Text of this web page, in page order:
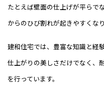
たとえば壁面の仕上げが平らで
からのひび割れが起きやすくな
建和住宅では、豊富な知識と経
仕上がりの美しさだけでなく、
を行っています。